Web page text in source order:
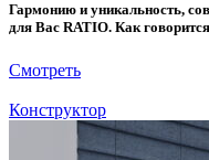
Гармонию и уникальность,
для Вас RATIO. Как
Смотреть
Конструктор